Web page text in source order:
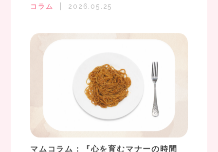
コラム 2026.05.25
マムコラム：『心を育むマナーの時間